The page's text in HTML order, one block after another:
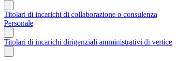
Titolari di incarichi di collaborazione o consulenza
Personale
Titolari di incarichi dirigenziali amministrativi di vertice